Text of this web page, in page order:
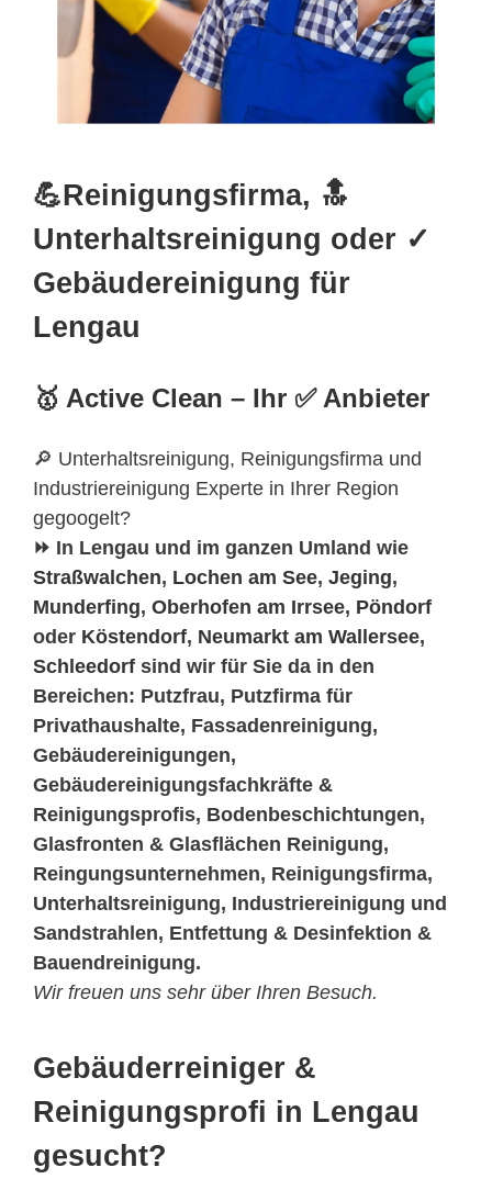
💪Reinigungsfirma, 🔝
Unterhaltsreinigung oder ✓
Gebäudereinigung für
Lengau
🥇 Active Clean – Ihr ✅ Anbieter
🔎 Unterhaltsreinigung, Reinigungsfirma und
Industriereinigung Experte in Ihrer Region
gegoogelt?
⏩ In Lengau und im ganzen Umland wie
Straßwalchen, Lochen am See, Jeging,
Munderfing, Oberhofen am Irrsee, Pöndorf
oder Köstendorf, Neumarkt am Wallersee,
Schleedorf sind wir für Sie da in den
Bereichen: Putzfrau, Putzfirma für
Privathaushalte, Fassadenreinigung,
Gebäudereinigungen,
Gebäudereinigungsfachkräfte &
Reinigungsprofis, Bodenbeschichtungen,
Glasfronten & Glasflächen Reinigung,
Reingungsunternehmen, Reinigungsfirma,
Unterhaltsreinigung, Industriereinigung und
Sandstrahlen, Entfettung & Desinfektion &
Bauendreinigung.
Wir freuen uns sehr über Ihren Besuch.
Gebäuderreiniger &
Reinigungsprofi in Lengau
gesucht?